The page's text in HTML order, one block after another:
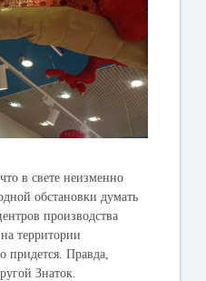
в свете неизменно
обстановки думать
производства
территории
придется. Правда,
Знаток.